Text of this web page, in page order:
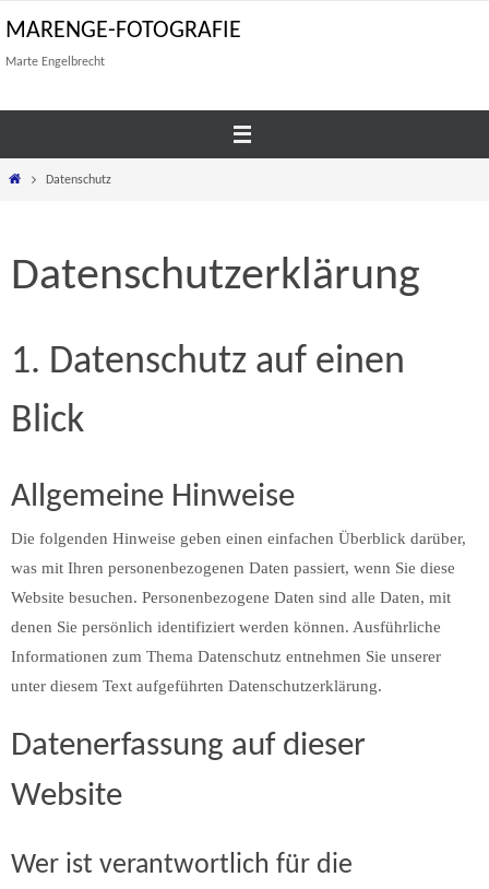
springen
MARENGE-FOTOGRAFIE
Marte Engelbrecht
StartDatenschutz
Datenschutz­erklärung
1. Datenschutz auf einen
Blick
Allgemeine Hinweise
Die folgenden Hinweise geben einen einfachen Überblick darüber,
was mit Ihren personenbezogenen Daten passiert, wenn Sie diese
Website besuchen. Personenbezogene Daten sind alle Daten, mit
denen Sie persönlich identifiziert werden können. Ausführliche
Informationen zum Thema Datenschutz entnehmen Sie unserer
unter diesem Text aufgeführten Datenschutzerklärung.
Datenerfassung auf dieser
Website
Wer ist verantwortlich für die